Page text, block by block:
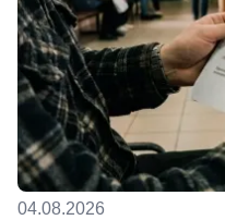
04.08.2026